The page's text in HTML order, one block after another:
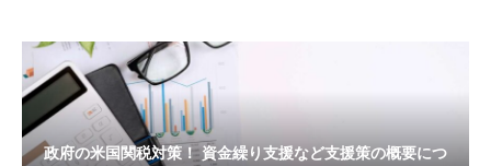
政府の米国関税対策！ 資金繰り支援など支援策の概要につ